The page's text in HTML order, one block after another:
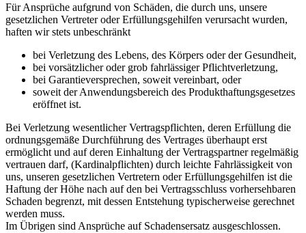
Für Ansprüche aufgrund von Schäden, die durch uns, unsere
gesetzlichen Vertreter oder Erfüllungsgehilfen verursacht wurden,
haften wir stets unbeschränkt
bei Verletzung des Lebens, des Körpers oder der Gesundheit,
bei vorsätzlicher oder grob fahrlässiger Pflichtverletzung,
bei Garantieversprechen, soweit vereinbart, oder
soweit der Anwendungsbereich des Produkthaftungsgesetzes
eröffnet ist.
Bei Verletzung wesentlicher Vertragspflichten, deren Erfüllung die
ordnungsgemäße Durchführung des Vertrages überhaupt erst
ermöglicht und auf deren Einhaltung der Vertragspartner regelmäßig
vertrauen darf, (Kardinalpflichten) durch leichte Fahrlässigkeit von
uns, unseren gesetzlichen Vertretern oder Erfüllungsgehilfen ist die
Haftung der Höhe nach auf den bei Vertragsschluss vorhersehbaren
Schaden begrenzt, mit dessen Entstehung typischerweise gerechnet
werden muss.
Im Übrigen sind Ansprüche auf Schadensersatz ausgeschlossen.